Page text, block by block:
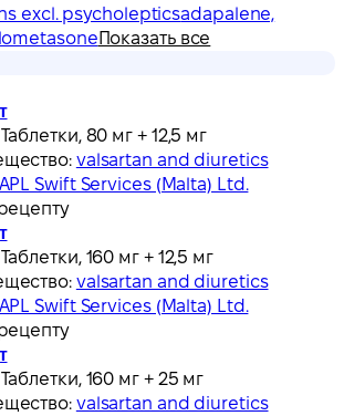
excl. psycholepticsadapalene,
Показать все
Таблетки, 80 мг + 12,5 мг
valsartan and diuretics
APL Swift Services (Malta) Ltd.
Таблетки, 160 мг + 12,5 мг
valsartan and diuretics
APL Swift Services (Malta) Ltd.
Таблетки, 160 мг + 25 мг
valsartan and diuretics